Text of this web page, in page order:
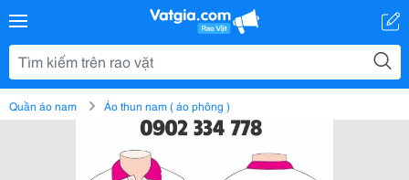
Quần áo nam Áo thun nam ( áo phông )